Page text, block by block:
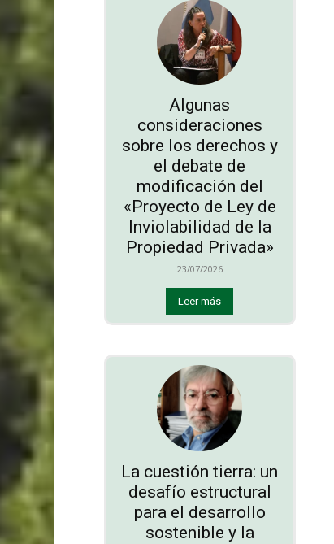
Algunas
consideraciones
sobre los derechos y
el debate de
modificación del
«Proyecto de Ley de
Inviolabilidad de la
Propiedad Privada»
23/07/2026
Leer más
La cuestión tierra: un
desafío estructural
para el desarrollo
sostenible y la